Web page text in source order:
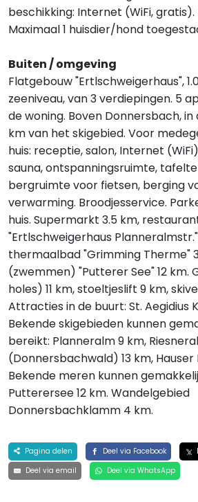
beschikking: Internet (WiFi,
Maximaal 1 huisdier/hond
Buiten / omgeving
Flatgebouw "Ertlschweigerhaus",
zeeniveau, van 3 verdiepingen. 5
de woning. Boven Donnersbach, in
km van het skigebied. Voor
huis: receptie, salon, Internet
sauna, ontspanningsruimte,
bergruimte voor fietsen, berging
verwarming. Broodjesservice.
huis. Supermarkt 3.5 km,
"Ertlschweigerhaus
thermaalbad "Grimming Therme"
(zwemmen) "Putterer See" 12 km.
holes) 11 km, stoeltjeslift 9 km,
Attracties in de buurt: St. Aegidius
Bekende skigebieden kunnen
bereikt: Planneralm 9 km,
(Donnersbachwald) 13 km, Hauser
Bekende meren kunnen
Putterersee 12 km. Wandelgebied
Donnersbachklamm 4 km.
Pagina delen Deel via Facebook
Deel via email
Deel via WhatsApp